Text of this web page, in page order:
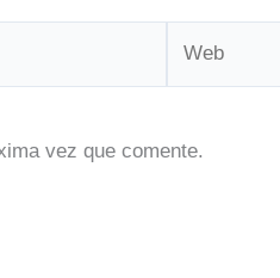
vez que comente.